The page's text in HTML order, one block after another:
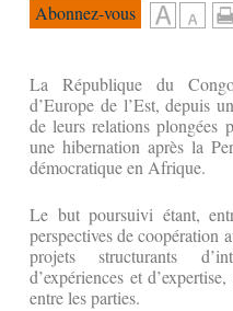
Abonnez-vous
La République du
d’Europe de l’Est, depuis
de leurs relations plongées
une hibernation après la
démocratique en Afrique.
Le but poursuivi étant,
perspectives de coopération
projets structurants
d’expériences et
entre les parties.